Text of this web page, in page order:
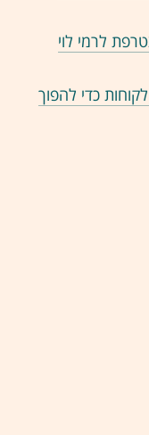
לרמי לוי
כדי להפוך